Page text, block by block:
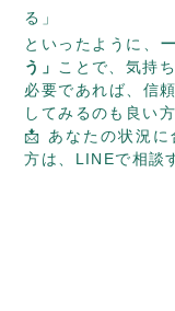
る」
といったように、
う」
ことで、気持
必要であれば、信
してみるのも良い方
📩 あなたの状況に
方は、 LINEで相談